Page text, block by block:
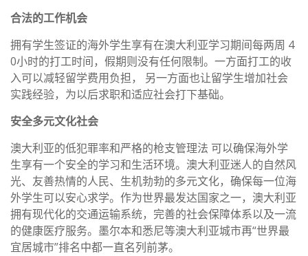
合法的工作机会
拥有学生签证的海外学生享有在澳大利亚学习期间每两周 4
0小时的打工时间，假期则没有任何限制。一方面打工的收
入可以减轻留学费用负担， 另一方面也让留学生增加社会
实践经验，为以后求职和适应社会打下基础。
安全多元文化社会
澳大利亚的低犯罪率和严格的枪支管理法 可以确保海外学
生享有一个安全的学习和生活环境。澳大利亚迷人的自然风
光、友善热情的人民、生机勃勃的多元文化，确保每一位海
外学生可以安心求学。作为世界最发达国家之一，澳大利亚
拥有现代化的交通运输系统，完善的社会保障体系以及一流
的健康医疗服务。墨尔本和悉尼等澳大利亚城市再“世界最
宜居城市”排名中都一直名列前茅。